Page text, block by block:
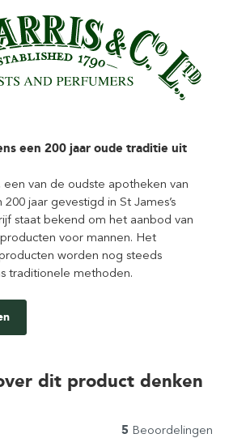
een 200 jaar oude traditie uit
een van de oudste apotheken van
jaar gevestigd in St James’s
staat bekend om het aanbod van
voor mannen. Het
worden nog steeds
traditionele methoden.
dit product denken
5 Beoordelingen